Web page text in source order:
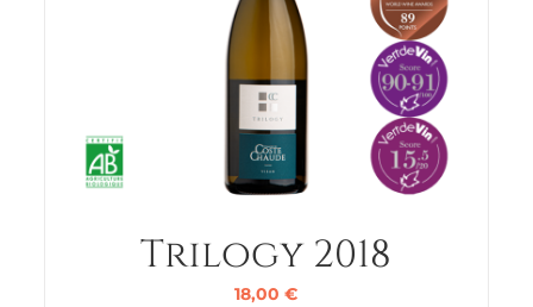
Trilogy 2018
18,00 €